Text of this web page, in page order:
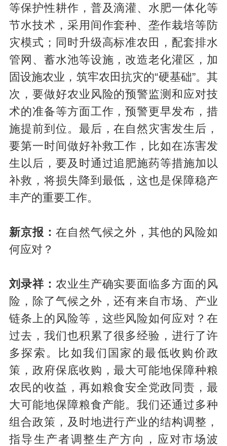
等保护性耕作，普及滴灌、水肥一体化等
节水技术，采用间作套种、垄作栽培等防
灾模式；同时升级高标准农田，配套排水
管网、蓄水池等设施，改造老化灌区，加
固设施农业，筑牢农田抗灾的“硬基础”。其
次，要做好农业风险的预警监测和应对技
术的准备等方面工作，预警更早发布，措
施提前到位。最后，在自然灾害发生后，
要第一时间做好补救工作，比如在冻害发
生以后，要及时通过追肥施药等措施加以
补救，将损失降到最低，这也是保障稳产
丰产的重要工作。
新京报： 在自然气候之外，其他的风险如
何应对？
刘录祥： 农业生产确实要面临多方面的风
险，除了气候之外，还有来自市场、产业
链条上的风险等，这些风险如何应对？在
过去，我们也积累了很多经验，进行了许
多探索。比如我们国家的最低收购价政
策，政府保底收购，最大可能地保障种粮
农民的收益，再如粮食安全党政同责，最
大可能地保障粮食产能。我们还通过多种
组合政策，及时地进行产业的结构调整，
指导生产者调整生产方向，应对市场波